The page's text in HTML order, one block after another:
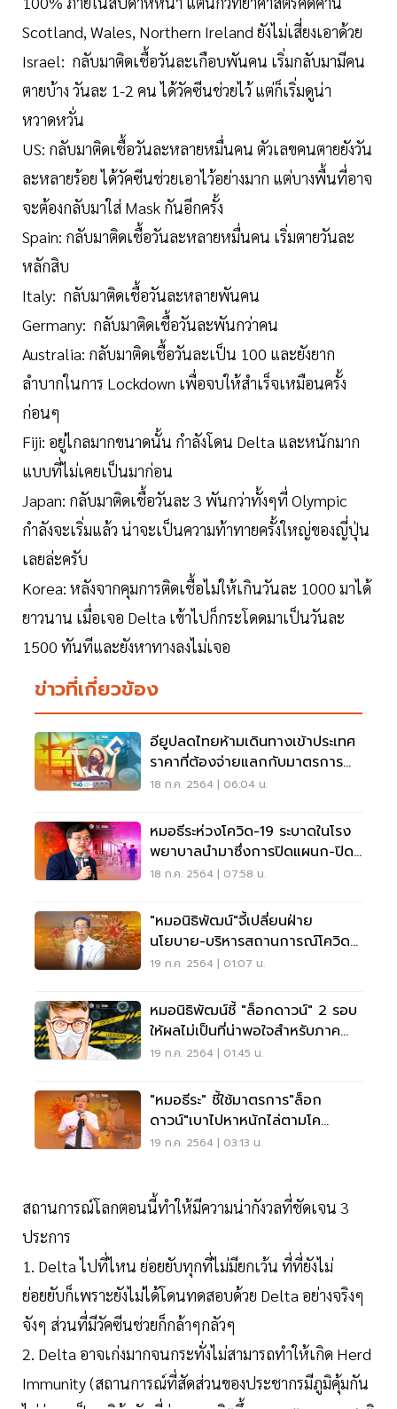
Scotland, Wales, Northern Ireland ยังไม่เสี่ยงเอาด้วย
Israel: กลับมาติดเชื้อวันละเกือบพันคน เริ่มกลับมามีคน
ตายบ้าง วันละ 1-2 คน ได้วัคซีนช่วยไว้ แต่ก็เริ่มดูน่า
หวาดหวั่น
US: กลับมาติดเชื้อวันละหลายหมื่นคน ตัวเลขคนตายยังวัน
ละหลายร้อย ได้วัคซีนช่วยเอาไว้อย่างมาก แต่บางพื้นที่อาจ
จะต้องกลับมาใส่ Mask กันอีกครั้ง
Spain: กลับมาติดเชื้อวันละหลายหมื่นคน เริ่มตายวันละ
หลักสิบ
Italy: กลับมาติดเชื้อวันละหลายพันคน
Germany: กลับมาติดเชื้อวันละพันกว่าคน
Australia: กลับมาติดเชื้อวันละเป็น 100 และยังยาก
ลำบากในการ Lockdown เพื่อจบให้สำเร็จเหมือนครั้ง
ก่อนๆ
Fiji: อยู่ไกลมากขนาดนั้น กำลังโดน Delta และหนักมาก
แบบที่ไม่เคยเป็นมาก่อน
Japan: กลับมาติดเชื้อวันละ 3 พันกว่าทั้งๆที่ Olympic
กำลังจะเริ่มแล้ว น่าจะเป็นความท้าทายครั้งใหญ่ของญี่ปุ่น
เลยล่ะครับ
Korea: หลังจากคุมการติดเชื้อไม่ให้เกินวันละ 1000 มาได้
ยาวนาน เมื่อเจอ Delta เข้าไปก็กระโดดมาเป็นวันละ
1500 ทันทีและยังหาทางลงไม่เจอ
ข่าวที่เกี่ยวข้อง
อียูปลดไทยห้ามเดินทางเข้าประเทศ
ราคาที่ต้องจ่ายแลกกับมาตรการ
ประคอง ศก.
18 ก.ค. 2564 | 06:04 น.
หมอธีระห่วงโควิด-19 ระบาดในโรง
พยาบาลนำมาซึ่งการปิดแผนก-ปิด
รพ.
18 ก.ค. 2564 | 07:58 น.
"หมอนิธิพัฒน์"จี้เปลี่ยนฝ่าย
นโยบาย-บริหารสถานการณ์โควิดที่
ไม่จำเป็น
19 ก.ค. 2564 | 01:07 น.
หมอนิธิพัฒน์ชี้ "ล็อกดาวน์" 2 รอบ
ให้ผลไม่เป็นที่น่าพอใจสำหรับภาค
การแพทย์
19 ก.ค. 2564 | 01:45 น.
"หมอธีระ" ชี้ใช้มาตรการ"ล็อก
ดาวน์"เบาไปหาหนักไล่ตามโค
วิด-19ไม่ทัน
19 ก.ค. 2564 | 03:13 น.
สถานการณ์โลกตอนนี้ทำให้มีความน่ากังวลที่ชัดเจน 3
ประการ
1. Delta ไปที่ไหน ย่อยยับทุกที่ไม่มียกเว้น ที่ที่ยังไม่
ย่อยยับก็เพราะยังไม่ได้โดนทดสอบด้วย Delta อย่างจริงๆ
จังๆ ส่วนที่มีวัคซีนช่วยก็กล้าๆกลัวๆ
2. Delta อาจเก่งมากจนกระทั่งไม่สามารถทำให้เกิด Herd
Immunity (สถานการณ์ที่สัดส่วนของประชากรมีภูมิคุ้มกัน